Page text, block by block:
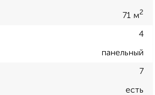
71 м2
4
панельный
7
есть